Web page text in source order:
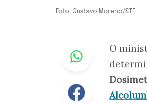
Foto: Gustavo Moreno/STF
Whastapp
Facebook
O